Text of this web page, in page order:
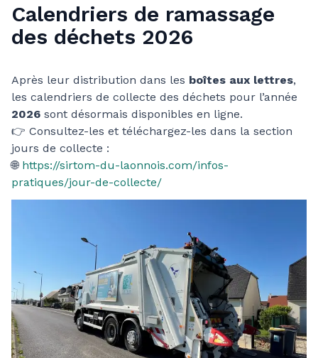
Calendriers de ramassage
des déchets 2026
Après leur distribution dans les boîtes aux lettres,
les calendriers de collecte des déchets pour l’année
2026 sont désormais disponibles en ligne.
👉 Consultez-les et téléchargez-les dans la section
jours de collecte :
🌐 https://sirtom-du-laonnois.com/infos-
pratiques/jour-de-collecte/